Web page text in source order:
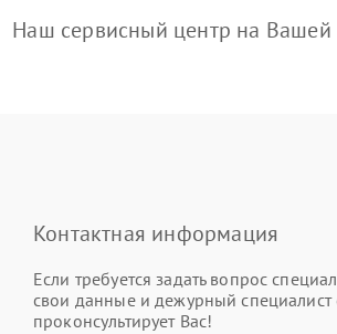
Наш сервисный центр на Вашей
Контактная информация
Если требуется задать вопрос
свои данные и дежурный специалист
проконсультирует Вас!